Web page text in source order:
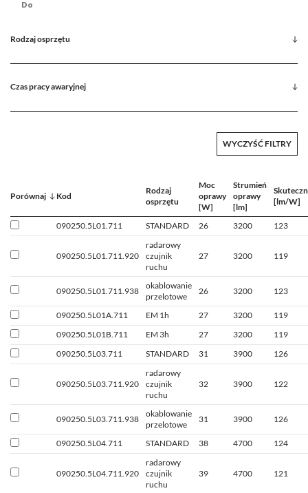
Rodzaj osprzętu
Czas pracy awaryjnej
WYCZYŚĆ FILTRY
Porównaj Kod
Rodzaj
osprzętu
Moc
oprawy
[W]
Strumień
oprawy
[lm]
[lm/W]
090250.5L01.711 STANDARD 26 3200 123
090250.5L01.711.920
radarowy
czujnik
ruchu
27 3200 119
090250.5L01.711.938
okablowanie
przelotowe
26 3200 123
090250.5L01A.711 EM 1h 27 3200
119
090250.5L01B.711
EM 3h 27 3200
119
090250.5L03.711
STANDARD 31 3900 126
090250.5L03.711.920
radarowy
czujnik
ruchu
32 3900 122
090250.5L03.711.938
okablowanie
przelotowe
31 3900 126
090250.5L04.711 STANDARD 38 4700 124
090250.5L04.711.920
radarowy
czujnik
ruchu
39 4700 121